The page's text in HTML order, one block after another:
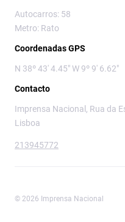
Autocarros: 58
Metro: Rato
Coordenadas GPS
N 38º 43' 4.45" W 9º 9' 6.62"
Contacto
Imprensa Nacional, Rua da
Lisboa
213945772
© 2026 Imprensa Nacional